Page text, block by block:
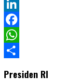
Twitter
LinkedIn
Facebook
WhatsApp
Presiden RI